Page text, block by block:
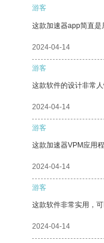
游客
这款加速器app简直是
2024-04-14
游客
这款软件的设计非常
2024-04-14
游客
这款加速器VPM应用
2024-04-14
游客
这款软件非常实用，
2024-04-14